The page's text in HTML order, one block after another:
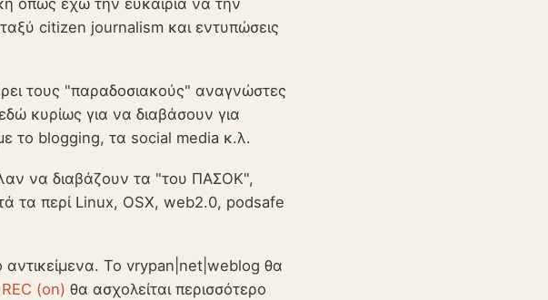
όπως έχω την ευκαιρία να την
citizen journalism και εντυπώσεις
τους "παραδοσιακούς" αναγνώστες
κυρίως για να διαβάσουν για
το blogging, τα social media κ.λ.
να διαβάζουν τα "του ΠΑΣΟΚ",
τα περί Linux, OSX, web2.0, podsafe
Το vrypan|net|weblog θα
REC (on) θα ασχολείται περισσότερο